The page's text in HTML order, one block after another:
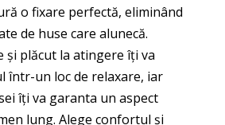
o fixare perfectă, eliminând
de huse care alunecă.
și plăcut la atingere îți va
într-un loc de relaxare, iar
îți va garanta un aspect
lung. Alege confortul și